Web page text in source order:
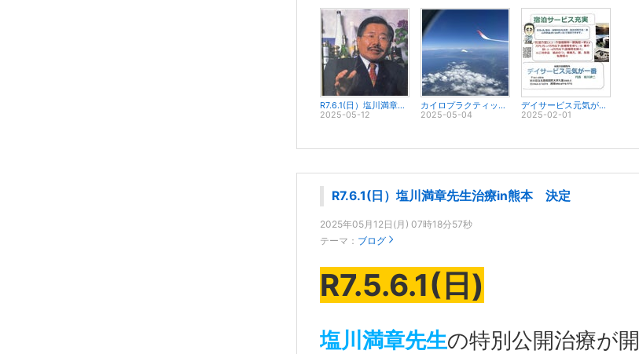
R7.6.1(日）塩川満章先生治療in熊本 決定
2025-05-12
カイロプラクティック東京研修2025年4月16日～17日
2025-05-04
デイサービス元気が一番
2025-02-01
R7.6.1(日）塩川満章先生治療in熊本 決定
2025年05月12日(月) 07時18分57秒
テーマ： ブログ
R7.5.6.1(日)
塩川満章先生の特別公開治療が開